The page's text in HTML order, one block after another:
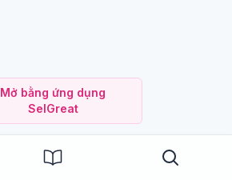
Mở bằng ứng dụng
SelGreat